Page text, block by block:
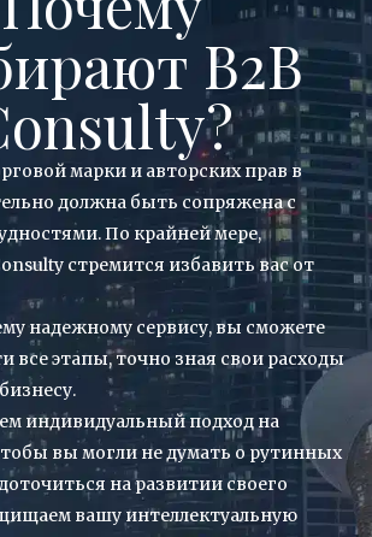
B2B
марки и авторских прав в
должна быть сопряжена с
По крайней мере,
стремится избавить вас от
надежному сервису, вы сможете
всеэтапы, точно зная свои расходы
индивидуальный подход на
вы могли не думать о рутинных
на развитии своего
вашу интеллектуальную